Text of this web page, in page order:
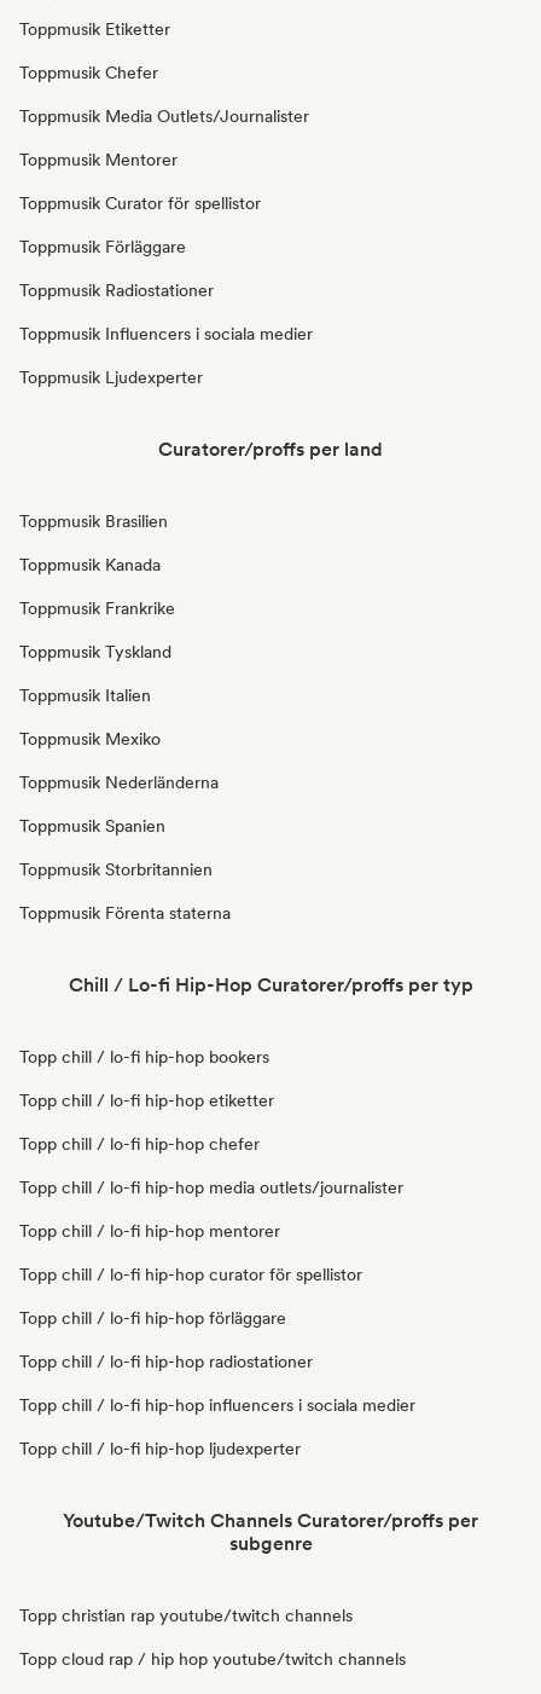
Toppmusik Etiketter
Toppmusik Chefer
Toppmusik Media Outlets/Journalister
Toppmusik Mentorer
Toppmusik Curator för spellistor
Toppmusik Förläggare
Toppmusik Radiostationer
Toppmusik Influencers i sociala medier
Toppmusik Ljudexperter
Curatorer/proffs per land
Toppmusik Brasilien
Toppmusik Kanada
Toppmusik Frankrike
Toppmusik Tyskland
Toppmusik Italien
Toppmusik Mexiko
Toppmusik Nederländerna
Toppmusik Spanien
Toppmusik Storbritannien
Toppmusik Förenta staterna
Chill / Lo-fi Hip-Hop Curatorer/proffs per typ
Topp chill / lo-fi hip-hop bookers
Topp chill / lo-fi hip-hop etiketter
Topp chill / lo-fi hip-hop chefer
Topp chill / lo-fi hip-hop media outlets/journalister
Topp chill / lo-fi hip-hop mentorer
Topp chill / lo-fi hip-hop curator för spellistor
Topp chill / lo-fi hip-hop förläggare
Topp chill / lo-fi hip-hop radiostationer
Topp chill / lo-fi hip-hop influencers i sociala medier
Topp chill / lo-fi hip-hop ljudexperter
Youtube/Twitch Channels Curatorer/proffs per
subgenre
Topp christian rap youtube/twitch channels
Topp cloud rap / hip hop youtube/twitch channels